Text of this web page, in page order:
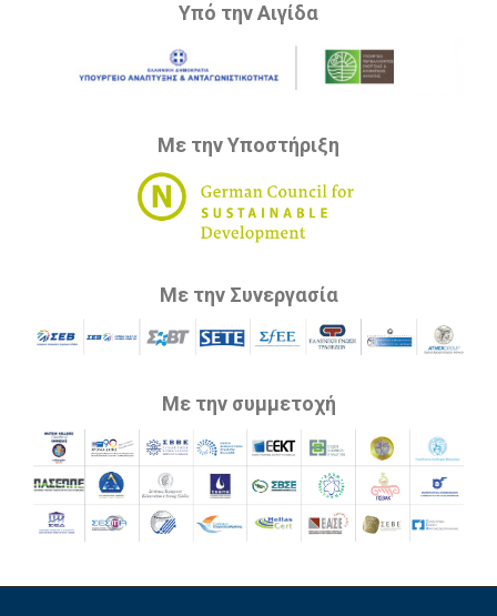
Υπό την Αιγίδα
Με την Υποστήριξη
Με την Συνεργασία
Με την συμμετοχή